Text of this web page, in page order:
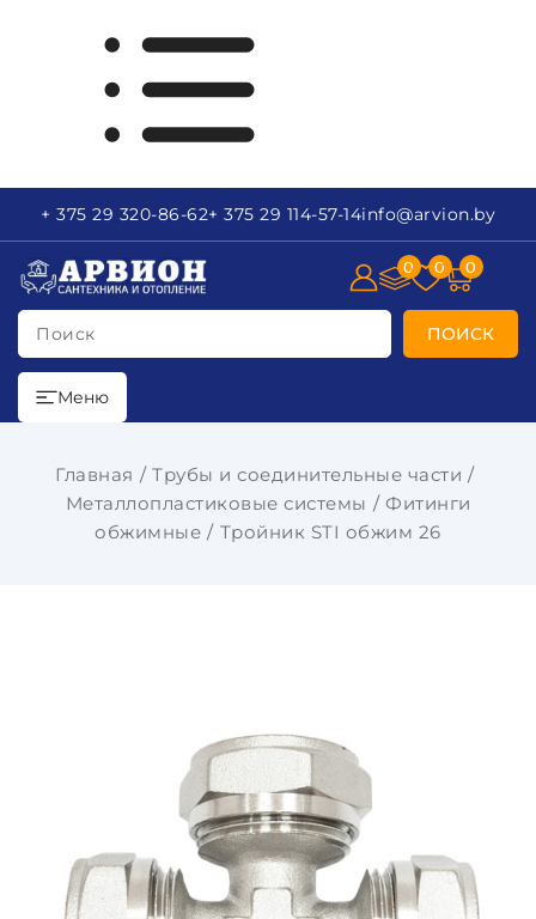
+ 375 29 320-86-62+ 375 29 114-57-14info@arvion.by
Поиск ПОИСК
0 0 0
Меню
Главная
Трубы и соединительные части
Металлопластиковые системы
Фитинги
обжимные
Тройник STI обжим 26